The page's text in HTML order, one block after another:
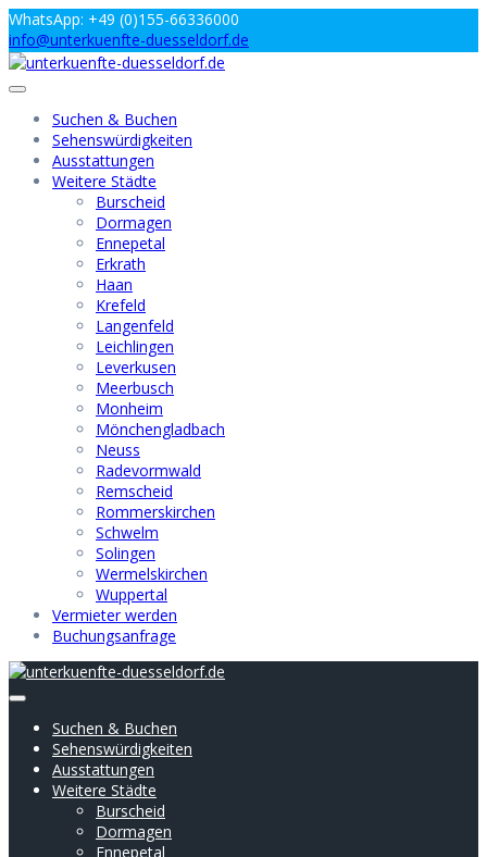
Zum
Inhalt
springen
WhatsApp: +49 (0)155-66336000
info@unterkuenfte-duesseldorf.de
Suchen & Buchen
Sehenswürdigkeiten
Ausstattungen
Weitere Städte
Burscheid
Dormagen
Ennepetal
Erkrath
Haan
Krefeld
Langenfeld
Leichlingen
Leverkusen
Meerbusch
Monheim
Mönchengladbach
Neuss
Radevormwald
Remscheid
Rommerskirchen
Schwelm
Solingen
Wermelskirchen
Wuppertal
Vermieter werden
Buchungsanfrage
Suchen & Buchen
Sehenswürdigkeiten
Ausstattungen
Weitere Städte
Burscheid
Dormagen
Ennepetal